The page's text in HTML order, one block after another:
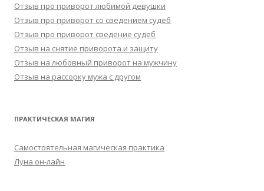
Отзыв про приворот любимой девушки
Отзыв про приворот со сведением судеб
Отзыв про приворот сведение судеб
Отзыв на снятие приворота и защиту
Отзыв на любовный приворот на мужчину
Отзыв на рассорку мужа с другом
ПРАКТИЧЕСКАЯ МАГИЯ
Самостоятельная магическая практика
Луна он-лайн